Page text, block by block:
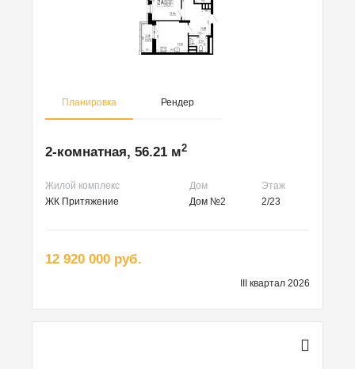
Планировка Рендер
2-комнатная, 56.21 м2
Жилой комплекс Дом
Этаж
ЖК Притяжение
Дом №2 2/23
12 920 000 руб.
III квартал 2026